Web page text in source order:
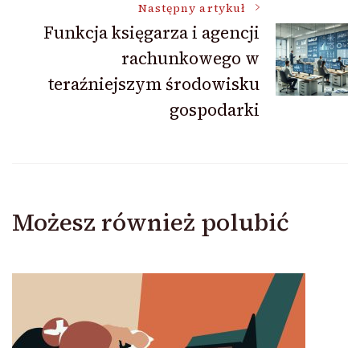
Następny artykuł
Funkcja księgarza i agencji
rachunkowego w
teraźniejszym środowisku
gospodarki
Możesz również polubić